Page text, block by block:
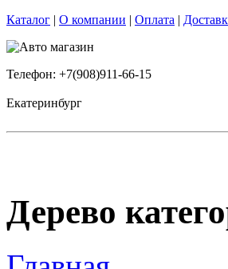
Каталог | О компании | Оплата |
Телефон: +7(908)911-66-15
Екатеринбург
Дерево